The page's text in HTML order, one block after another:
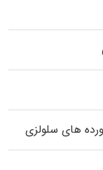
های سلولزی